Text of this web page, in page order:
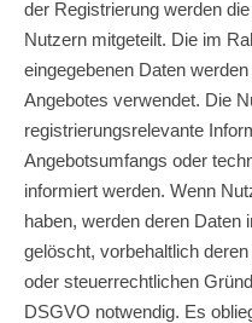
der Registrierung werden
Nutzern mitgeteilt. Die im
eingegebenen Daten
Angebotes verwendet. Die
registrierungsrelevante
Angebotsumfangs oder
informiert werden. Wenn
haben, werden deren
gelöscht, vorbehaltlich
oder steuerrechtlichen
DSGVO notwendig. Es